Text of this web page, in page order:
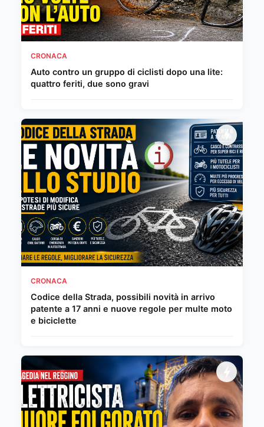
CRONACA
Auto contro un gruppo di ciclisti dopo una lite:
quattro feriti, due sono gravi
CRONACA
Codice della Strada, possibili novità in arrivo
patente a 17 anni e nuove regole per multe moto
e biciclette